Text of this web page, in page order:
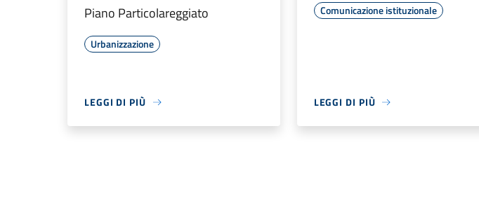
Piano Particolareggiato
Urbanizzazione
LEGGI DI PIÙ
Comunicazione istituzionale
LEGGI DI PIÙ